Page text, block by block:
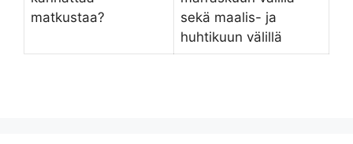
matkustaa?
sekä maalis- ja
huhtikuun välillä